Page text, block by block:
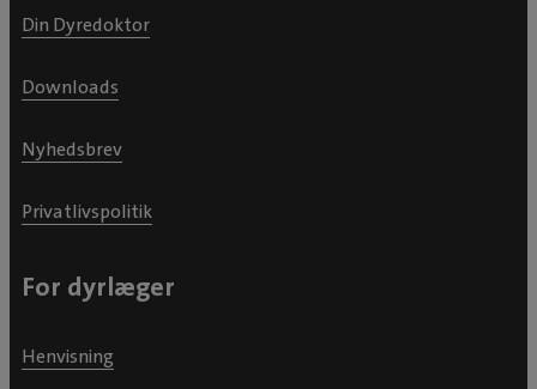
Din Dyredoktor
Downloads
Nyhedsbrev
Privatlivspolitik
For dyrlæger
Henvisning